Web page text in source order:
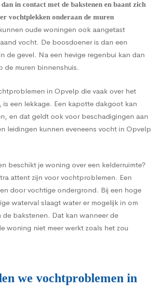
in contact met de bakstenen en baant zich
vochtplekken onderaan de muren
oude woningen ook aangetast
vocht. De boosdoener is dan een
de gevel. Na een hevige regenbui kan dan
de muren binnenshuis.
in Opvelp die vaak over het
een lekkage. Een kapotte dakgoot kan
en dat geldt ook voor beschadigingen aan
leidingen kunnen eveneens vocht in Opvelp
beschikt je woning over een kelderruimte?
attent zijn voor vochtproblemen. Een
door vochtige ondergrond. Bij een hoge
waterval slaagt water er mogelijk in om
bakstenen. Dat kan wanneer de
woning niet meer werkt zoals het zou
we vochtproblemen in